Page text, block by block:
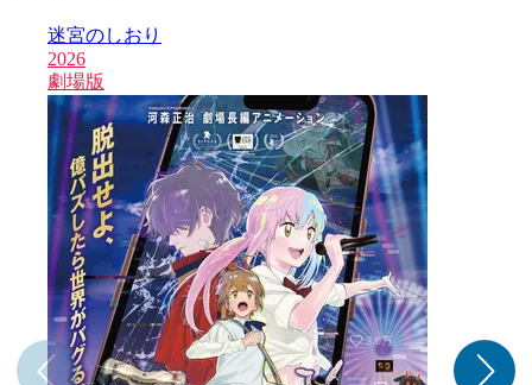
迷宮のしおり
2026
劇場版